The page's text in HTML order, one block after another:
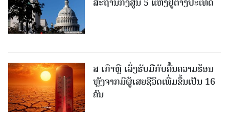
ສ ເກົາຫຼີ ເລັ່ງຮັບມືກັບຄື້ນຄວາມຮ້ອນ
ຫຼັງຈາກມີຜູ້ເສຍຊີວິດເພີ່ມຂຶ້ນເປັນ 16
ຄົນ